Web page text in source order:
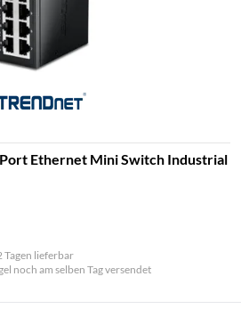
Ethernet Mini Switch Industrial
Tagen lieferbar
noch am selben Tag versendet